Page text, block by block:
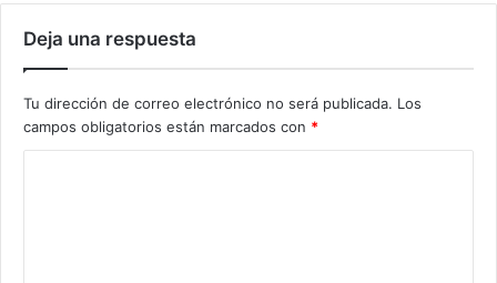
Deja una respuesta
Tu dirección de correo electrónico no será publicada. Los
campos obligatorios están marcados con *